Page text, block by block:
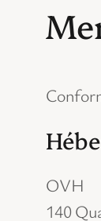
OVH
140